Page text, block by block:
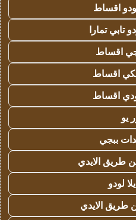
اقساط
تابي تمارا
اقساط
اقساط
اقساط
يو
ببجي
طريق الايدي
لودو
الايدي